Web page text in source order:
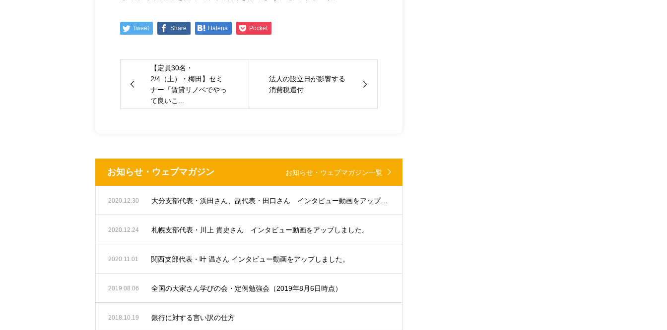
Tweet Share Hatena Pocket
【定員30名・
2/4（土）・梅田】セミ
ナー「賃貸リノベでやっ
て良いこ...
法人の設立日が影響する
消費税還付
お知らせ・ウェブマガジン お知らせ・ウェブマガジン一覧
2020.12.30 大分支部代表・浜田さん、副代表・田口さん インタビュー動画をアップしました。
2020.12.24 札幌支部代表・川上 貴史さん インタビュー動画をアップしました。
2020.11.01 関西支部代表・叶 温さん インタビュー動画をアップしました。
2019.08.06 全国の大家さん学びの会・定例勉強会（2019年8月6日時点）
2018.10.19 銀行に対する言い訳の仕方